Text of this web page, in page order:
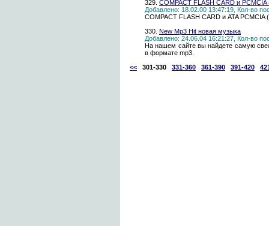
329. COMPACT FLASH CARD и PCMCIA
Добавлено: 18.02.00 13:47:19, Кол-во
COMPACT FLASH CARD и ATA
330. New Mp3 Hit новая музыка
Добавлено: 24.06.04 16:21:27, Кол-во
На нашем сайте вы найдете самую
в формате mp3.
<<
301-330 331-360 361-390 391-420